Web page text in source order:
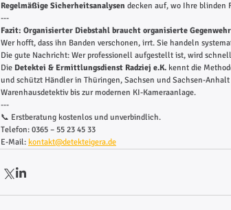
Regelmäßige Sicherheitsanalysen decken auf, wo Ihre blinden
---
Fazit: Organisierter Diebstahl braucht organisierte Gegenwehr
Wer hofft, dass ihn Banden verschonen, irrt. Sie handeln
Die gute Nachricht: Wer professionell aufgestellt ist, wird
Die Detektei & Ermittlungsdienst Radziej e.K. kennt die
und schützt Händler in Thüringen, Sachsen und Sachsen-
Warenhausdetektiv bis zur modernen KI-Kameraanlage.
---
📞 Erstberatung kostenlos und unverbindlich.
Telefon: 0365 – 55 23 45 33
E-Mail: kontakt@detekteigera.de